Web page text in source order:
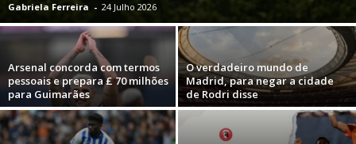
Gabriela Ferreira - 24 Julho 2026
Arsenal concorda com termos
pessoais e prepara £ 70 milhões
para Guimarães
O verdadeiro mundo de
Madrid, para negar a cidade
de Rodri disse